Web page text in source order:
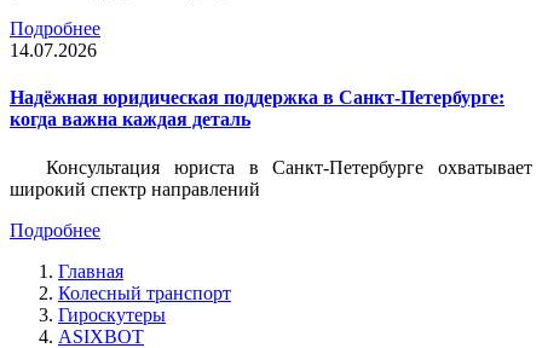
Подробнее
14.07.2026
Надёжная юридическая поддержка в Санкт-Петербурге:
когда важна каждая деталь
Консультация юриста в Санкт-Петербурге охватывает
широкий спектр направлений
Подробнее
Главная
Колесный транспорт
Гироскутеры
ASIXBOT